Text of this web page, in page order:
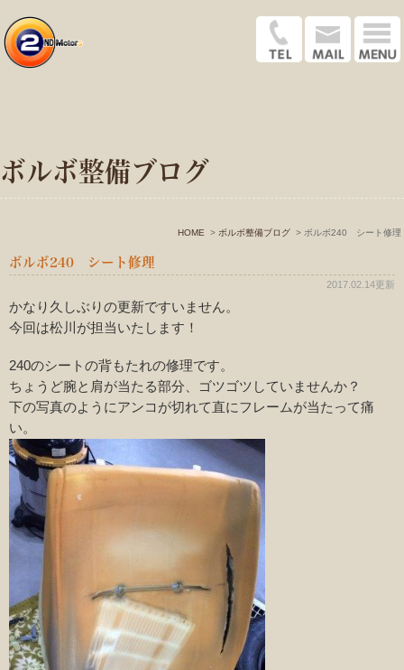
ボルボ整備ブログ
HOME ボルボ整備ブログ ボルボ240 シート修理
ボルボ240 シート修理
2017.02.14更新
かなり久しぶりの更新ですいません。
今回は松川が担当いたします！
240のシートの背もたれの修理です。
ちょうど腕と肩が当たる部分、ゴツゴツしていませんか？
下の写真のようにアンコが切れて直にフレームが当たって痛
い。